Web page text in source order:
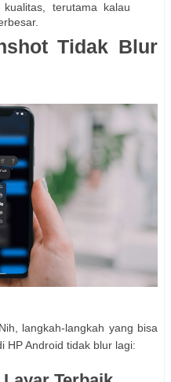
terutama kalau
Tidak Blur
langkah-langkah yang bisa
HP Android tidak blur lagi: